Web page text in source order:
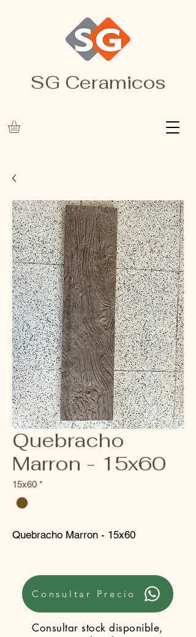
SG Ceramicos
Quebracho
Marron - 15x60
15x60 *
Quebracho Marron - 15x60
Consultar Precio
Consultar stock disponible,